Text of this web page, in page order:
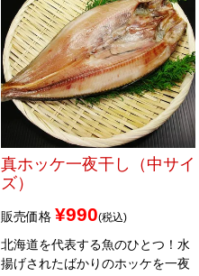
真ホッケ一夜干し（中サイ
ズ）
販売価格 ¥990 税込
北海道を代表する魚のひとつ！水
揚げされたばかりのホッケを一夜